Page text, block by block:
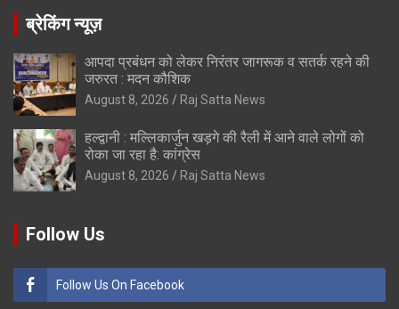
ब्रेकिंग न्यूज़
आपदा प्रबंधन को लेकर निरंतर जागरूक व सतर्क रहने की
जरुरत : मदन कौशिक
August 8, 2026 Raj Satta News
हल्द्वानी : मल्लिकार्जुन खड़गे की रैली में आने वाले लोगों को
रोका जा रहा है: कांग्रेस
August 8, 2026 Raj Satta News
Follow Us
Follow Us On Facebook